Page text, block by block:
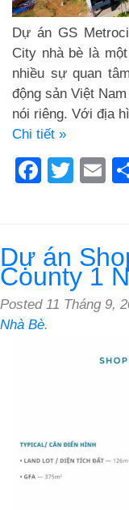
Dự án GS
City nhà bè là
nhiều sự quan
động sản Việt
nói riêng. Với địa
Chi tiết »
Dự án
County 1
Posted 11 Tháng 9,
Nhà Bè.